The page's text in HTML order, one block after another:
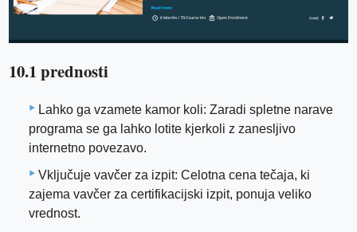
10.1 prednosti
Lahko ga vzamete kamor koli: Zaradi spletne narave
programa se ga lahko lotite kjerkoli z zanesljivo
internetno povezavo.
Vključuje vavčer za izpit: Celotna cena tečaja, ki
zajema vavčer za certifikacijski izpit, ponuja veliko
vrednost.